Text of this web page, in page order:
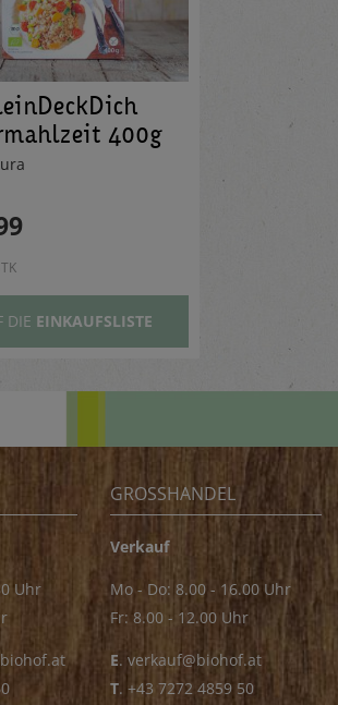
400g
DIE EINKAUFSLISTE
Uhr
GROSSHANDEL
Verkauf
Mo - Do: 8.00 - 16.00 Uhr
Fr: 8.00 - 12.00 Uhr
E. verkauf@biohof.at
T. +43 7272 4859 50